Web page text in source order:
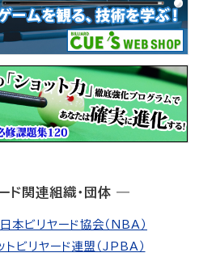
ド関連組織・団体 ―
本ビリヤード協会（NBA）
トビリヤード連盟（JPBA）